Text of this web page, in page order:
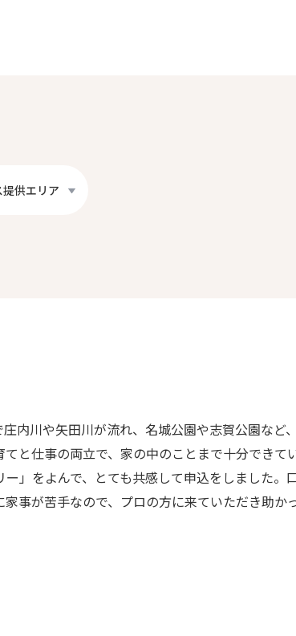
供エリア
内川や矢田川が流れ、名城公園や志賀公園など
と仕事の両立で、家の中のことまで十分できて
」をよんで、とても共感して申込をしました。
事が苦手なので、プロの方に来ていただき助か